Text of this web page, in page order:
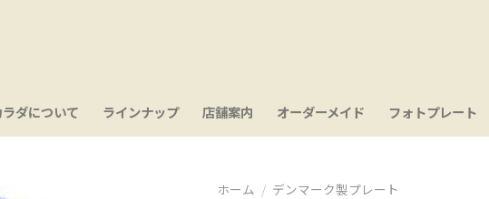
ダについて ラインナップ 店舗案内 オーダーメイド フォトプレート
ホーム / デンマーク製プレート